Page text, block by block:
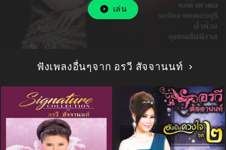
เล่น
ฟังเพลงอื่นๆจาก อรวี สัจจานนท์